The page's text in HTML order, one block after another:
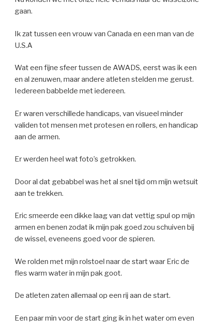
gaan.
Ik zat tussen een vrouw van Canada en een man van de
U.S.A
Wat een fijne sfeer tussen de AWADS, eerst was ik een
en al zenuwen, maar andere atleten stelden me gerust.
Iedereen babbelde met iedereen.
Er waren verschillede handicaps, van visueel minder
validen tot mensen met protesen en rollers, en handicap
aan de armen.
Er werden heel wat foto’s getrokken.
Door al dat gebabbel was het al snel tijd om mijn wetsuit
aan te trekken.
Eric smeerde een dikke laag van dat vettig spul op mijn
armen en benen zodat ik mijn pak goed zou schuiven bij
de wissel, eveneens goed voor de spieren.
We rolden met mijn rolstoel naar de start waar Eric de
fles warm water in mijn pak goot.
De atleten zaten allemaal op een rij aan de start.
Een paar min voor de start ging ik in het water om even